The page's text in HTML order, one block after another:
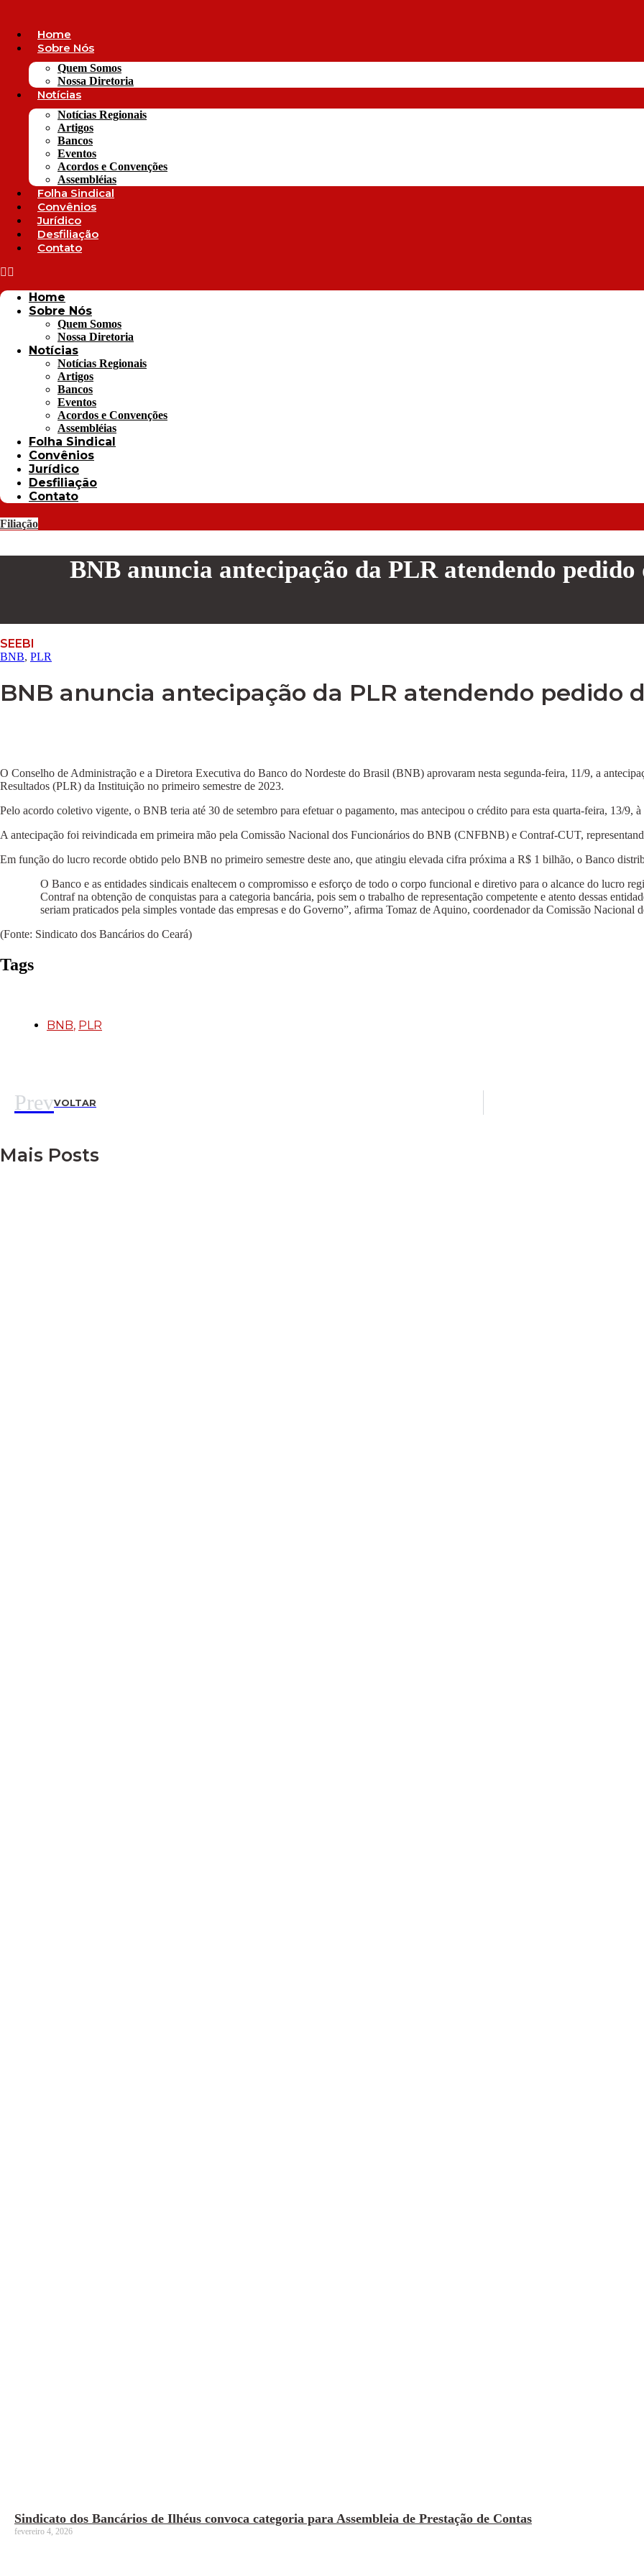
conteúdo
Home
Sobre Nós
Quem Somos
Nossa Diretoria
Notícias
Notícias Regionais
Artigos
Bancos
Eventos
Acordos e Convenções
Assembléias
Folha Sindical
Convênios
Jurídico
Desfiliação
Contato
Home
Sobre Nós
Quem Somos
Nossa Diretoria
Notícias
Notícias Regionais
Artigos
Bancos
Eventos
Acordos e Convenções
Assembléias
Folha Sindical
Convênios
Jurídico
Desfiliação
Contato
Filiação
BNB anuncia antecipação da PLR atendendo
SEEBI
BNB, PLR
BNB anuncia antecipação da PLR atendendo pedido
O Conselho de Administração e a Diretora Executiva do Banco do Nordeste do Brasil (BNB) aprovaram nesta segunda-feira, 11/9, a
Resultados (PLR) da Instituição no primeiro semestre de 2023.
Pelo acordo coletivo vigente, o BNB teria até 30 de setembro para efetuar o pagamento, mas antecipou o crédito para esta quarta-feira, 13/
A antecipação foi reivindicada em primeira mão pela Comissão Nacional dos Funcionários do BNB (CNFBNB) e Contraf-CUT,
Em função do lucro recorde obtido pelo BNB no primeiro semestre deste ano, que atingiu elevada cifra próxima a R$ 1 bilhão, o Banco
O Banco e as entidades sindicais enaltecem o compromisso e esforço de todo o corpo funcional e diretivo para o alcance do lucro
Contraf na obtenção de conquistas para a categoria bancária, pois sem o trabalho de representação competente e atento dessas
seriam praticados pela simples vontade das empresas e do Governo”, afirma Tomaz de Aquino, coordenador da Comissão
(Fonte: Sindicato dos Bancários do Ceará)
Tags
BNB, PLR
PrevVOLTAR
Mais Posts
Sindicato dos Bancários de Ilhéus convoca categoria para Assembleia de Prestação de Contas
fevereiro 4, 2026